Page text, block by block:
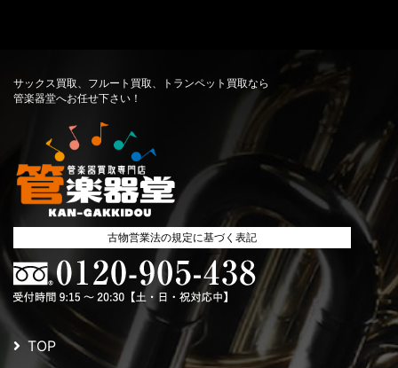
サックス買取、フルート買取、トランペット買取なら
管楽器堂へお任せ下さい！
古物営業法の規定に基づく表記
TOP